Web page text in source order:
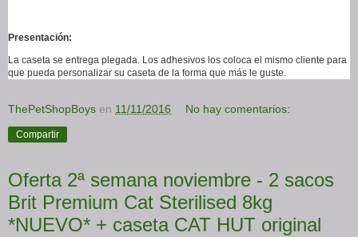
Presentación:
La caseta se entrega plegada. Los adhesivos los coloca el mismo cliente para
que pueda personalizar su caseta de la forma que más le guste.
ThePetShopBoys en 11/11/2016 No hay comentarios:
Compartir
Oferta 2ª semana noviembre - 2 sacos
Brit Premium Cat Sterilised 8kg
*NUEVO* + caseta CAT HUT original